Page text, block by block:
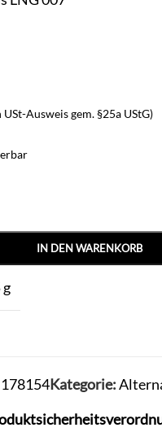
Ausweis gem. §25a UStG)
IN DEN WARENKORB
g
178154Kategorie: